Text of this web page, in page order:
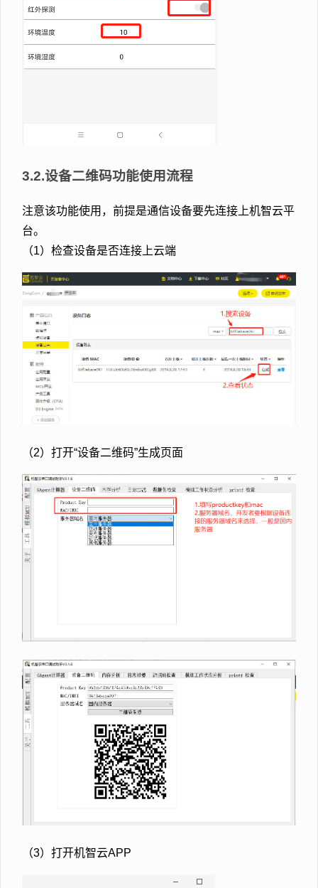
3.2.设备二维码功能使用流程
注意该功能使用，前提是通信设备要先连接上机智云平
台。
（1）检查设备是否连接上云端
（2）打开“设备二维码”生成页面
（3）打开机智云APP